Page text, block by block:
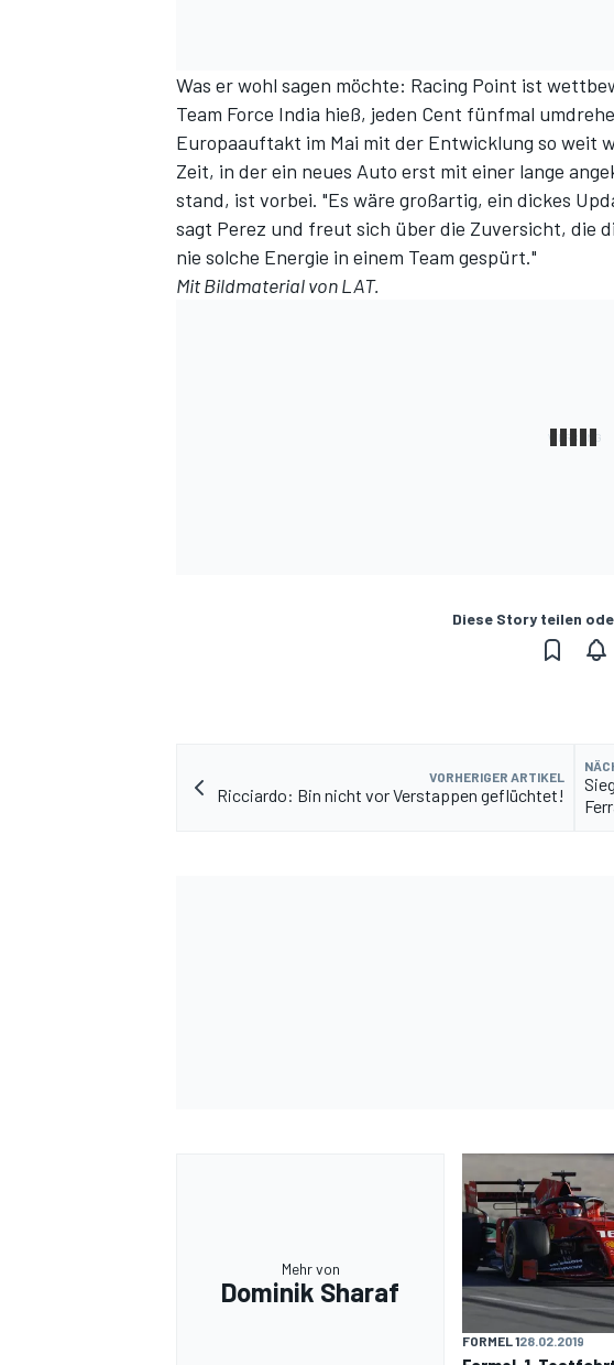
Was er wohl sagen möchte: Racing Point ist
Team Force India hieß, jeden Cent fünfmal
Europaauftakt im Mai mit der Entwicklung so weit
Zeit, in der ein neues Auto erst mit einer lange
stand, ist vorbei. "Es wäre großartig, ein dickes
sagt Perez und freut sich über die Zuversicht, die
nie solche Energie in einem Team gespürt."
Mit Bildmaterial von LAT.
Diese Story teilen
VORHERIGER ARTIKEL
Ricciardo: Bin nicht vor Verstappen geflüchtet!
Mehr von
Dominik Sharaf
FORMEL 128.02.2019